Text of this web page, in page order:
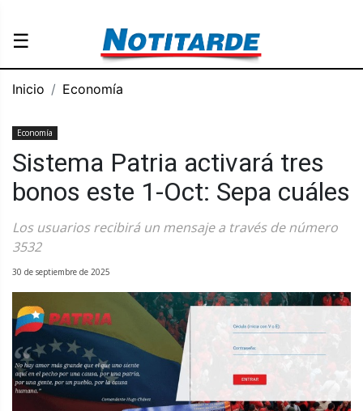
☰
Inicio Economía
Economía
Sistema Patria activará tres
bonos este 1-Oct: Sepa cuáles
Los usuarios recibirá un mensaje a través de número
3532
30 de septiembre de 2025